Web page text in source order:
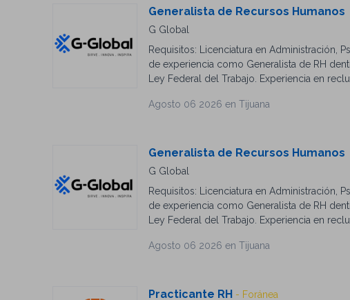
masiva (deseable). Manejo de bolsas de
competencias y filtros de selección. Manejo
Generalista de Recursos Humanos
G Global
Requisitos: Licenciatura en Administración,
de experiencia como Generalista de RH
Ley Federal del Trabajo. Experiencia en
Agosto 06 2026 en Tijuana
Generalista de Recursos Humanos
G Global
Requisitos: Licenciatura en Administración,
de experiencia como Generalista de RH
Ley Federal del Trabajo. Experiencia en
Agosto 06 2026 en Tijuana
Practicante RH - Foránea